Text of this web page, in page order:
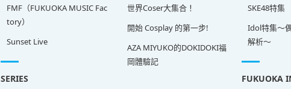
FMF（FUKUOKA MUSIC Fac
tory）
Sunset Live
世界Coser大集合！
開始 Cosplay 的第一步!
AZA MIYUKO的DOKIDOKI福
岡體驗記
SKE48特集
Idol特集～
解析～
SERIES FUKUOKA